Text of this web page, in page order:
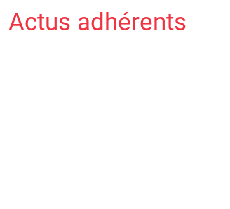
Actus adhérents